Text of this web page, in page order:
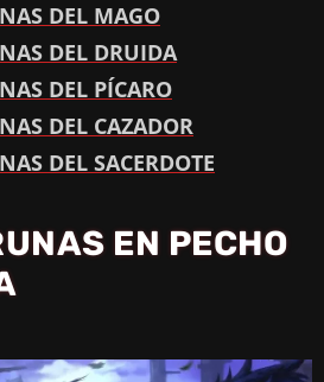
DEL MAGO
DEL DRUIDA
DEL PÍCARO
DEL CAZADOR
DEL SACERDOTE
EN PECHO